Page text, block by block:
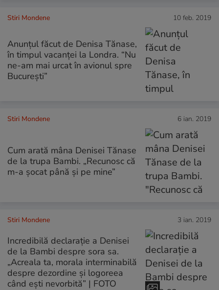
Stiri Mondene 10 feb. 2019
Anunțul făcut de Denisa Tănase,
în timpul vacanței la Londra. “Nu
ne-am mai urcat în avionul spre
Bucureşti”
Stiri Mondene 6 ian. 2019
Cum arată mâna Denisei Tănase
de la trupa Bambi. „Recunosc că
m-a șocat până și pe mine”
Stiri Mondene 3 ian. 2019
Incredibilă declarație a Denisei
de la Bambi despre sora sa.
„Acreala ta, morala interminabilă
despre dezordine și logoreea
când ești nevorbită” | FOTO